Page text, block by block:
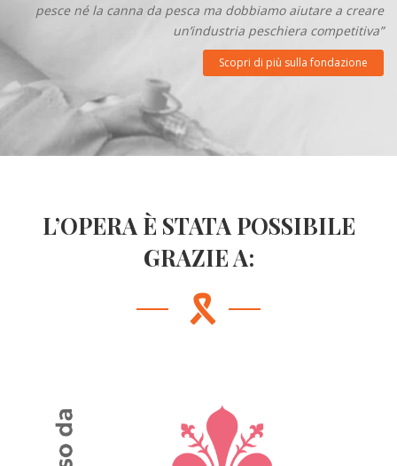
pesce né la canna da pesca ma dobbiamo aiutare a creare
un’industria peschiera competitiva”
Scopri di più sulla fondazione
L’OPERA È STATA POSSIBILE
GRAZIE A: